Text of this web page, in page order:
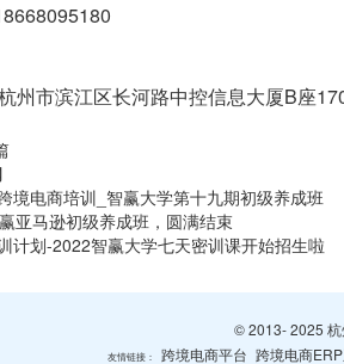
州市滨江区长河路中控信息大厦B座
境电商培训_智赢大学第十九期初级养成班
亚马逊初级养成班，圆满结束
计划-2022智赢大学七天密训课开始招生啦
© 2013- 2025 杭
友情链接： 跨境电商平台 跨境电商